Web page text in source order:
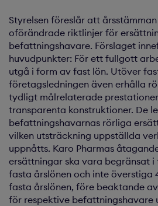
Styrelsen föreslår att
oförändrade riktlinjer för
befattningshavare. Förslaget
huvudpunkter: För ett fullgott
utgå i form av fast lön. Utöver
företagsledningen även erhålla
tydligt målrelaterade
transparenta konstruktioner. De
befattningshavarnas rörliga
vilken utsträckning uppställda
uppnåtts. Karo Pharmas
ersättningar ska vara begränsat
fasta årslönen och inte överstiga
fasta årslönen, före beaktande
för respektive befattningshavare